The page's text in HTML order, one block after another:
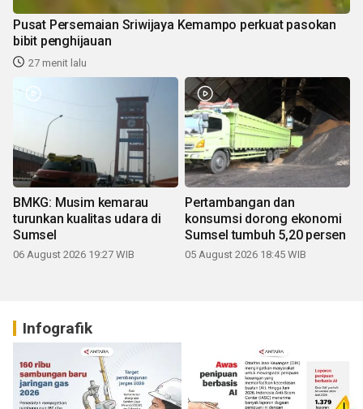
Pusat Persemaian Sriwijaya Kemampo perkuat pasokan
bibit penghijauan
27 menit lalu
BMKG: Musim kemarau
turunkan kualitas udara di
Sumsel
06 August 2026 19:27 WIB
Pertambangan dan
konsumsi dorong ekonomi
Sumsel tumbuh 5,20 persen
05 August 2026 18:45 WIB
Infografik